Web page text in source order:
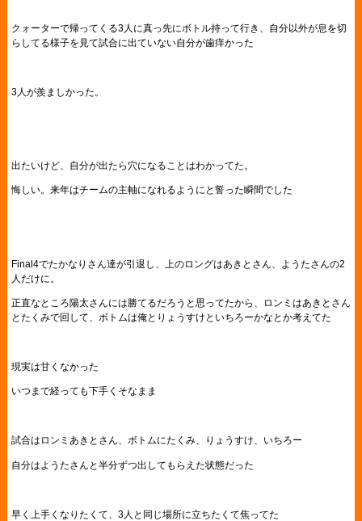
クォーターで帰ってくる3人に真っ先にボトル持って行き、自分以外が息を切
らしてる様子を見て試合に出ていない自分が歯痒かった
3人が羨ましかった。
出たいけど、自分が出たら穴になることはわかってた。
悔しい。来年はチームの主軸になれるようにと誓った瞬間でした
Final4でたかなりさん達が引退し、上のロングはあきとさん、ようたさんの2
人だけに。
正直なところ陽太さんには勝てるだろうと思ってたから、ロンミはあきとさん
とたくみで回して、ボトムは俺とりょうすけといちろーかなとか考えてた
現実は甘くなかった
いつまで経っても下手くそなまま
試合はロンミあきとさん、ボトムにたくみ、りょうすけ、いちろー
自分はようたさんと半分ずつ出してもらえた状態だった
早く上手くなりたくて、3人と同じ場所に立ちたくて焦ってた